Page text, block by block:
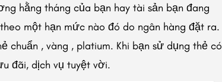
hằng tháng của bạn hay tài sản bạn đang
một hạn mức nào đó do ngân hàng đặt ra.
, vàng , platium. Khi bạn sử dụng thẻ có
đãi, dịch vụ tuyệt vời.